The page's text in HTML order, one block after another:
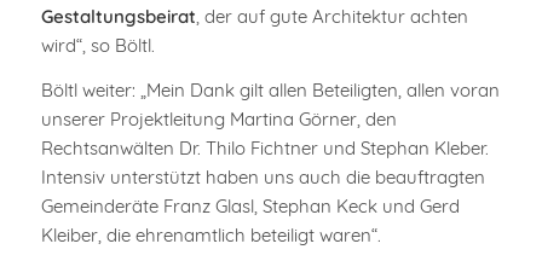
Gestaltungsbeirat , der auf gute Architektur achten
wird“, so Böltl.
Böltl weiter: „Mein Dank gilt allen Beteiligten, allen voran
unserer Projektleitung Martina Görner, den
Rechtsanwälten Dr. Thilo Fichtner und Stephan Kleber.
Intensiv unterstützt haben uns auch die beauftragten
Gemeinderäte Franz Glasl, Stephan Keck und Gerd
Kleiber, die ehrenamtlich beteiligt waren“.